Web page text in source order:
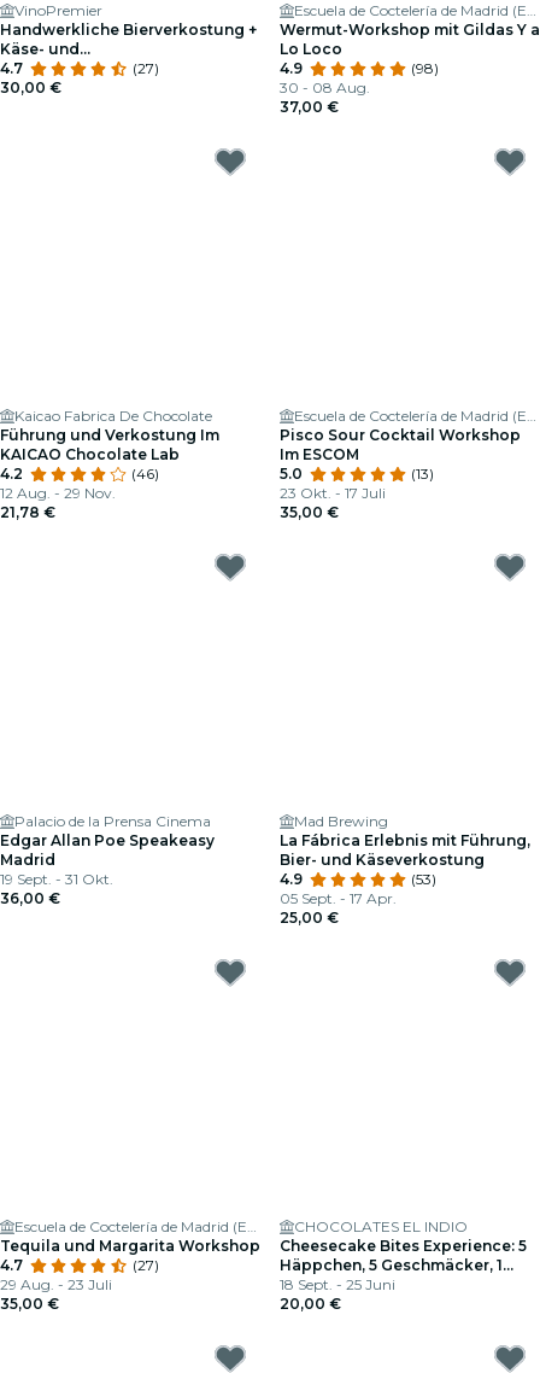
VinoPremier
Handwerkliche Bierverkostung +
Käse- und
Schokoladenverkostung
4.7
(27)
30,00 €
Escuela de Coctelería de Madrid (ESCOM)
Wermut-Workshop mit Gildas Y a
Lo Loco
4.9
(98)
30 - 08 Aug.
37,00 €
Kaicao Fabrica De Chocolate
Führung und Verkostung Im
KAICAO Chocolate Lab
4.2
(46)
12 Aug. - 29 Nov.
21,78 €
Escuela de Coctelería de Madrid (ESCOM)
Pisco Sour Cocktail Workshop
Im ESCOM
5.0
(13)
23 Okt. - 17 Juli
35,00 €
Palacio de la Prensa Cinema
Edgar Allan Poe Speakeasy
Madrid
19 Sept. - 31 Okt.
36,00 €
Mad Brewing
La Fábrica Erlebnis mit Führung,
Bier- und Käseverkostung
4.9
(53)
05 Sept. - 17 Apr.
25,00 €
Escuela de Coctelería de Madrid (ESCOM)
Tequila und Margarita Workshop
4.7
(27)
29 Aug. - 23 Juli
35,00 €
CHOCOLATES EL INDIO
Cheesecake Bites Experience: 5
Häppchen, 5 Geschmäcker, 1
unwiderstehbares Angebot
18 Sept. - 25 Juni
20,00 €